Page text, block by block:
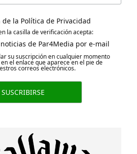
de la Política de Privacidad
la casilla de verificación acepta:
de Par4Media por e-mail
su suscripción en cualquier momento
el enlace que aparece en el pie de
correos electrónicos.